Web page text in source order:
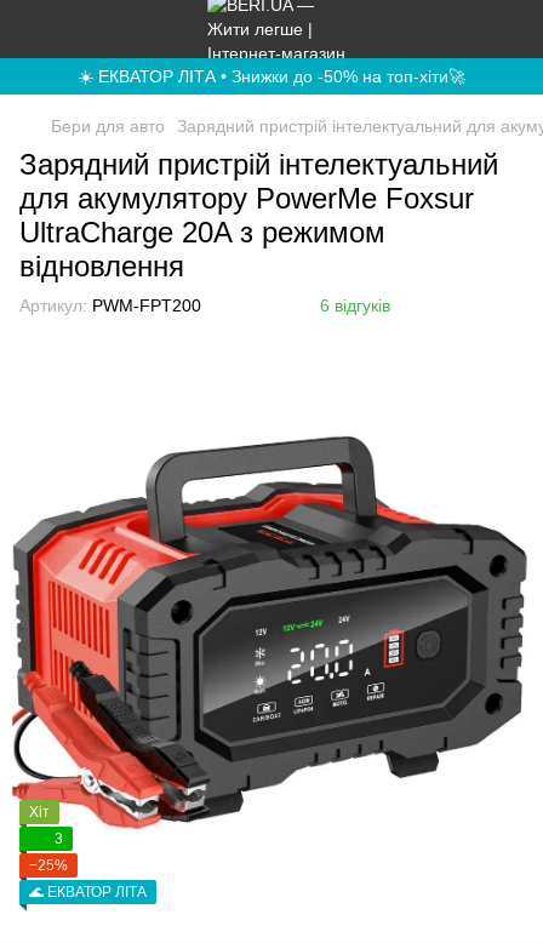
☀️ ЕКВАТОР ЛІТА • Знижки до -50% на топ-хіти🚀
Бери для авто Зарядний пристрій інтелектуальний для
Зарядний пристрій інтелектуальний
для акумулятору PowerMe Foxsur
UltraCharge 20A з режимом
відновлення
Артикул: PWM-FPT200 6 відгуків
Хіт
3
−25%
🌊 ЕКВАТОР ЛІТА